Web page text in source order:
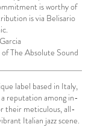
is worthy of
is via Belisario
The Absolute Sound
label based in Italy,
reputation among in-
their meticulous, all-
Italian jazz scene.